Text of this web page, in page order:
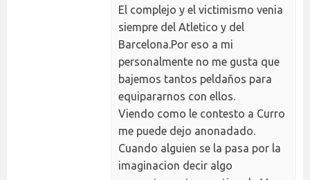
El complejo y el victimismo venia
siempre del Atletico y del
Barcelona.Por eso a mi
personalmente no me gusta que
bajemos tantos peldaños para
equipararnos con ellos.
Viendo como le contesto a Curro
me puede dejo anonadado.
Cuando alguien se la pasa por la
imaginacion decir algo